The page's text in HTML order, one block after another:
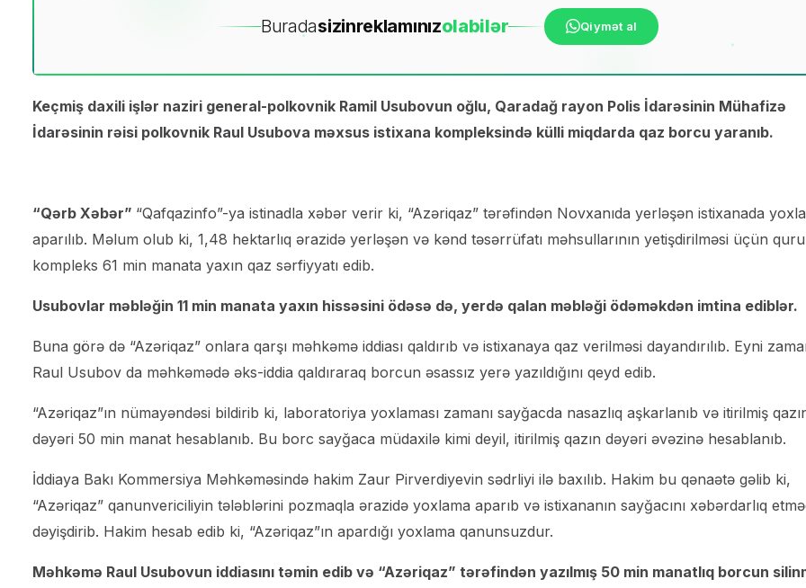
Buradasizinreklamınızolabilər Qiymət al
Keçmiş daxili işlər naziri general-polkovnik Ramil Usubovun oğlu, Qaradağ rayon Polis İdarəsinin Mühafizə
İdarəsinin rəisi polkovnik Raul Usubova məxsus istixana kompleksində külli miqdarda qaz borcu yaranıb.
“Qərb Xəbər” “Qafqazinfo”-ya istinadla xəbər verir ki, “Azəriqaz” tərəfindən Novxanıda yerləşən istixanada
aparılıb. Məlum olub ki, 1,48 hektarlıq ərazidə yerləşən və kənd təsərrüfatı məhsullarının yetişdirilməsi üçün
kompleks 61 min manata yaxın qaz sərfiyyatı edib.
Usubovlar məbləğin 11 min manata yaxın hissəsini ödəsə də, yerdə qalan məbləği ödəməkdən imtina ediblər.
Buna görə də “Azəriqaz” onlara qarşı məhkəmə iddiası qaldırıb və istixanaya qaz verilməsi dayandırılıb. Eyni
Raul Usubov da məhkəmədə əks-iddia qaldıraraq borcun əsassız yerə yazıldığını qeyd edib.
“Azəriqaz”ın nümayəndəsi bildirib ki, laboratoriya yoxlaması zamanı sayğacda nasazlıq aşkarlanıb və itirilmiş
dəyəri 50 min manat hesablanıb. Bu borc sayğaca müdaxilə kimi deyil, itirilmiş qazın dəyəri əvəzinə hesablanıb.
İddiaya Bakı Kommersiya Məhkəməsində hakim Zaur Pirverdiyevin sədrliyi ilə baxılıb. Hakim bu qənaətə gəlib ki,
“Azəriqaz” qanunvericiliyin tələblərini pozmaqla ərazidə yoxlama aparıb və istixananın sayğacını xəbərdarlıq
dəyişdirib. Hakim hesab edib ki, “Azəriqaz”ın apardığı yoxlama qanunsuzdur.
Məhkəmə Raul Usubovun iddiasını təmin edib və “Azəriqaz” tərəfindən yazılmış 50 min manatlıq borcun